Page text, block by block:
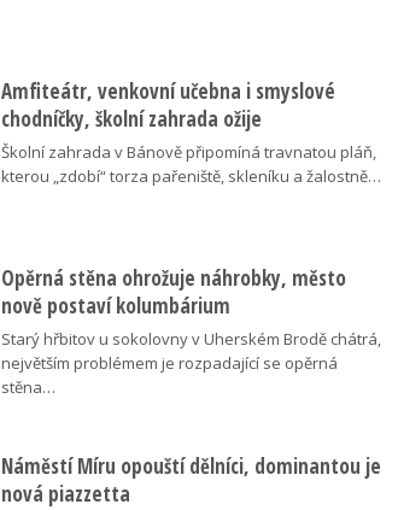
Amfiteátr, venkovní učebna i smyslové
chodníčky, školní zahrada ožije
Školní zahrada v Bánově připomíná travnatou pláň,
kterou „zdobí“ torza pařeniště, skleníku a žalostně…
Opěrná stěna ohrožuje náhrobky, město
nově postaví kolumbárium
Starý hřbitov u sokolovny v Uherském Brodě chátrá,
největším problémem je rozpadající se opěrná
stěna…
Náměstí Míru opouští dělníci, dominantou je
nová piazzetta